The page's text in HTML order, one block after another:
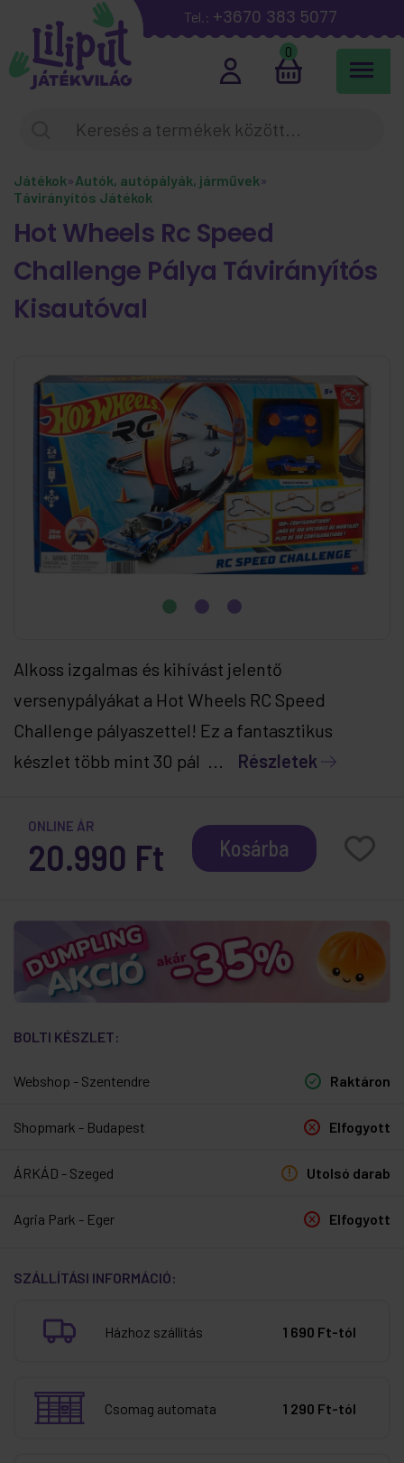
Tel.: +3670 383 5077
0
Játékok»Autók, autópályák, járművek»
Távirányítós Játékok
Hot Wheels Rc Speed
Challenge Pálya Távirányítós
Kisautóval
Alkoss izgalmas és kihívást jelentő
versenypályákat a Hot Wheels RC Speed
Challenge pályaszettel! Ez a fantasztikus
készlet több mint 30 pál ... Részletek
ONLINE ÁR
20.990 Ft Kosárba
BOLTI KÉSZLET:
Webshop - Szentendre Raktáron
Shopmark - Budapest Elfogyott
ÁRKÁD - Szeged Utolsó darab
Agria Park - Eger Elfogyott
SZÁLLÍTÁSI INFORMÁCIÓ:
Házhoz szállítás 1 690 Ft-tól
Csomag automata 1 290 Ft-tól